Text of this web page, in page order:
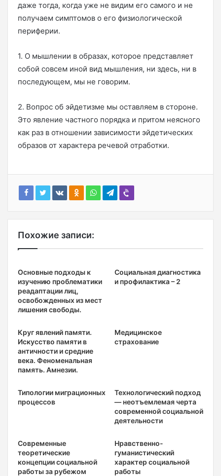
даже тогда, когда уже не видим его самого и не
получаем симптомов о его физиологической
периферии.
1. О мышлении в образах, которое представляет
собой совсем иной вид мышления, ни здесь, ни в
последующем, мы не говорим.
2. Вопрос об эйдетизме мы оставляем в стороне.
Это явление частного порядка и притом неясного
как раз в отношении зависимости эйдетических
образов от характера речевой отработки.
Похожие записи:
Основные подходы к
изучению проблематики
реадаптации лиц,
освобожденных из мест
лишения свободы.
Социальная диагностика
и профилактика – 2
Круг явлений памяти.
Искусство памяти в
античности и средние
века. Феноменальная
память. Амнезии.
Медицинское
страхование
Типологии миграционных
процессов
Технологический подход
— неотъемлемая черта
современной социальной
деятельности
Современные
теоретические
концепции социальной
работы за рубежом
Нравственно-
гуманистический
характер социальной
работы